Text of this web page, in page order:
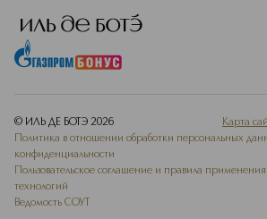
© ИЛЬ ДЕ БОТЭ 2026
Карта
Политика в отношении обработки персональных
конфиденциальности
Пользовательское соглашение и правила
технологий
Ведомость СОУТ